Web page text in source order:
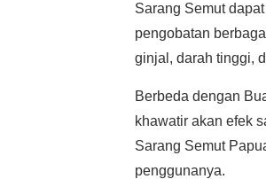
Sarang Semut
pengobatan
ginjal, darah tinggi,
Berbeda dengan
khawatir akan efek
Sarang Semut
penggunanya.